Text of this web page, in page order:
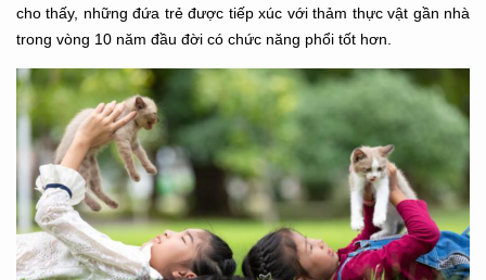
cho thấy, những đứa trẻ được tiếp xúc với thảm thực vật gần nhà
trong vòng 10 năm đầu đời có chức năng phổi tốt hơn.